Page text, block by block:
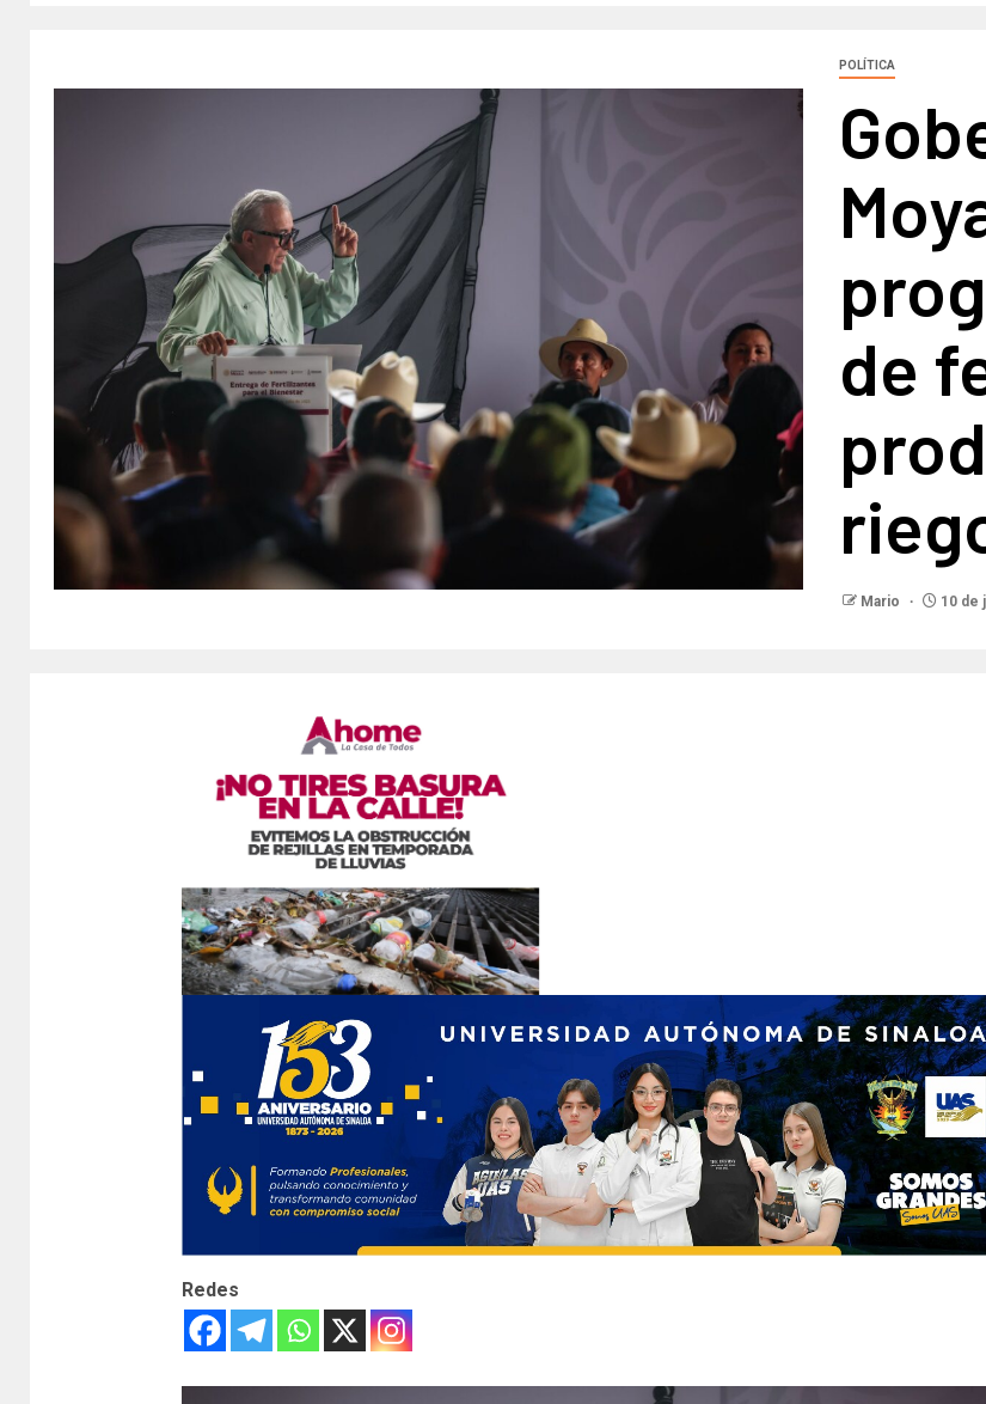
POLÍTICA
de
Mario 10 de
Redes